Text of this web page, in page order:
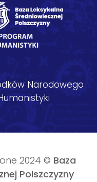
Narodowego
2024 © Baza
Polszczyzny